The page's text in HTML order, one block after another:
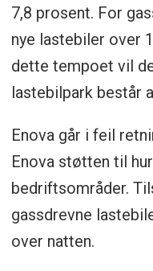
7,8 prosent. For
nye lastebiler over
dette tempoet vil
lastebilpark består
Enova går i feil
Enova støtten til
bedriftsområder.
gassdrevne
over natten.